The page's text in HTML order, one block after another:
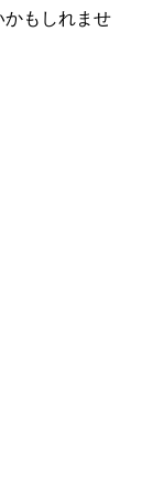
かもしれませ